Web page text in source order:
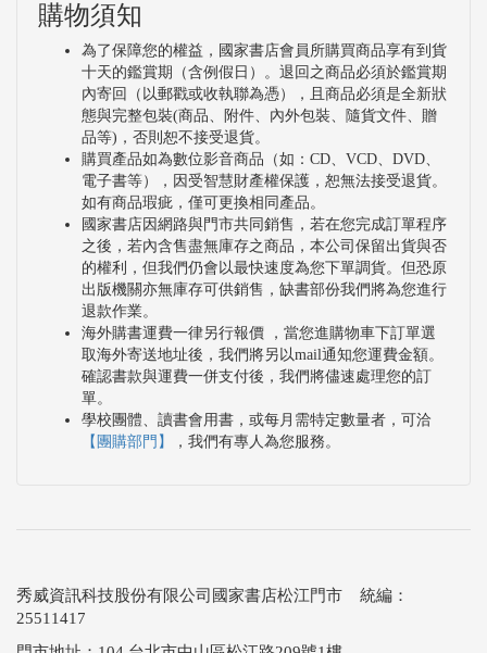
購物須知
為了保障您的權益，國家書店會員所購買商品享有到貨
十天的鑑賞期（含例假日）。退回之商品必須於鑑賞期
內寄回（以郵戳或收執聯為憑），且商品必須是全新狀
態與完整包裝(商品、附件、內外包裝、隨貨文件、贈
品等)，否則恕不接受退貨。
購買產品如為數位影音商品（如：CD、VCD、DVD、
電子書等），因受智慧財產權保護，恕無法接受退貨。
如有商品瑕疵，僅可更換相同產品。
國家書店因網路與門市共同銷售，若在您完成訂單程序
之後，若內含售盡無庫存之商品，本公司保留出貨與否
的權利，但我們仍會以最快速度為您下單調貨。但恐原
出版機關亦無庫存可供銷售，缺書部份我們將為您進行
退款作業。
海外購書運費一律另行報價 ，當您進購物車下訂單選
取海外寄送地址後，我們將另以mail通知您運費金額。
確認書款與運費一併支付後，我們將儘速處理您的訂
單。
學校團體、讀書會用書，或每月需特定數量者，可洽
【團購部門】
，我們有專人為您服務。
秀威資訊科技股份有限公司國家書店松江門市 統編：
25511417